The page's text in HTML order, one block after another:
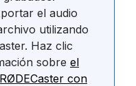
el audio
utilizando
Haz clic
sobre el
con